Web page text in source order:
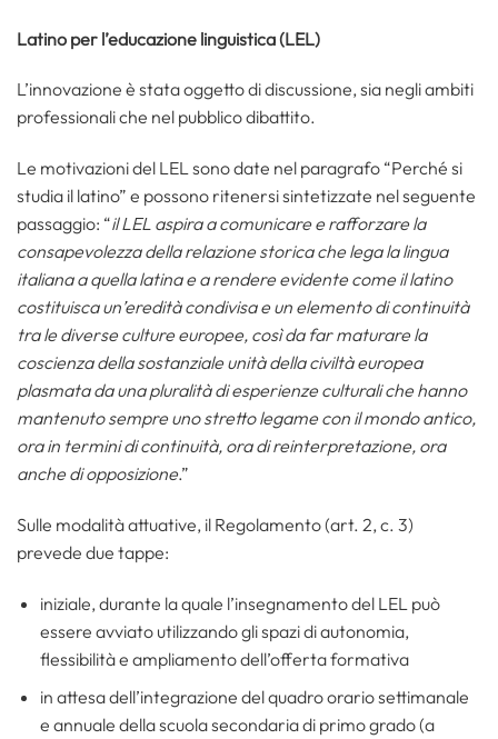
Latino per l’educazione linguistica (LEL)
L’innovazione è stata oggetto di discussione, sia negli ambiti
professionali che nel pubblico dibattito.
Le motivazioni del LEL sono date nel paragrafo “Perché si
studia il latino” e possono ritenersi sintetizzate nel seguente
passaggio: “il LEL aspira a comunicare e rafforzare la
consapevolezza della relazione storica che lega la lingua
italiana a quella latina e a rendere evidente come il latino
costituisca un’eredità condivisa e un elemento di continuità
tra le diverse culture europee, così da far maturare la
coscienza della sostanziale unità della civiltà europea
plasmata da una pluralità di esperienze culturali che hanno
mantenuto sempre uno stretto legame con il mondo antico,
ora in termini di continuità, ora di reinterpretazione, ora
anche di opposizione.”
Sulle modalità attuative, il Regolamento (art. 2, c. 3)
prevede due tappe:
iniziale, durante la quale l’insegnamento del LEL può
essere avviato utilizzando gli spazi di autonomia,
flessibilità e ampliamento dell’offerta formativa
in attesa dell’integrazione del quadro orario settimanale
e annuale della scuola secondaria di primo grado (a